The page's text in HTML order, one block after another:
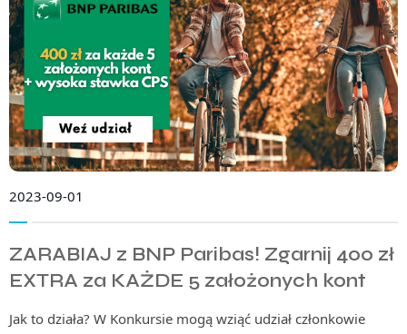
2023-09-01
ZARABIAJ z BNP Paribas! Zgarnij 400 zł
EXTRA za KAŻDE 5 założonych kont
Jak to działa? W Konkursie mogą wziąć udział członkowie